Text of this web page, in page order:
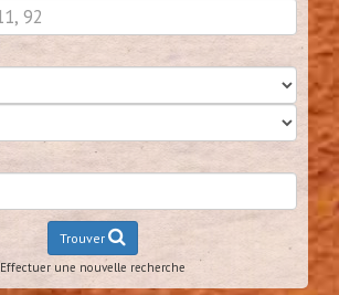
Trouver
Effectuer une nouvelle recherche